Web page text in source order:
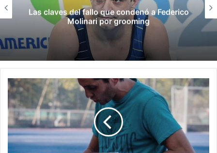
Late el Sur: la canción de los Juegos
Suramericanos compuesta por mujeres